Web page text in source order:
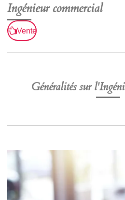
Ingénieur commercial
Vente
Généralités sur